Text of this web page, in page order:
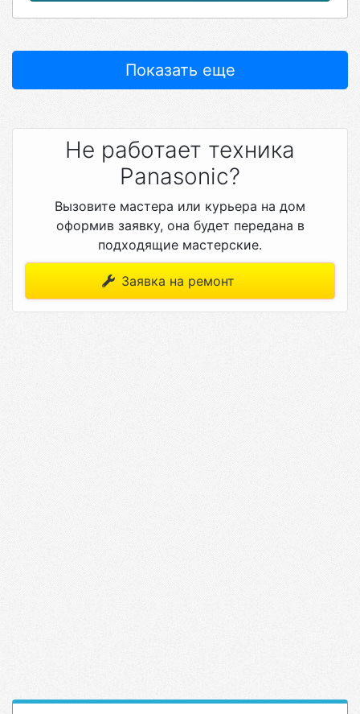
Показать еще
Не работает техника
Panasonic?
Вызовите мастера или курьера на дом
оформив заявку, она будет передана в
подходящие мастерские.
Заявка на ремонт